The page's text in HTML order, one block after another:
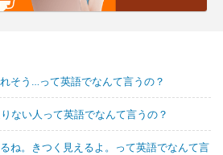
そう…って英語でなんて言うの？
ない人って英語でなんて言うの？
ね。きつく見えるよ。って英語でなんて言